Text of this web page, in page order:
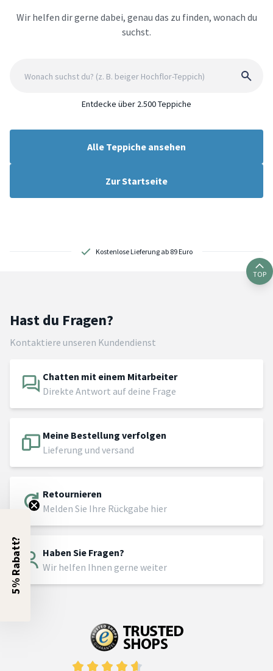
Wir helfen dir gerne dabei, genau das zu finden, wonach du
suchst.
Entdecke über 2.500 Teppiche
Alle Teppiche ansehen
Zur Startseite
Kostenlose Lieferung ab 89 Euro
TOP
Hast du Fragen?
Kontaktiere unseren Kundendienst
Chatten mit einem Mitarbeiter
Direkte Antwort auf deine Frage
Meine Bestellung verfolgen
Lieferung und versand
Retournieren
Melden Sie Ihre Rückgabe hier
Haben Sie Fragen?
Wir helfen Ihnen gerne weiter
5% Rabatt?